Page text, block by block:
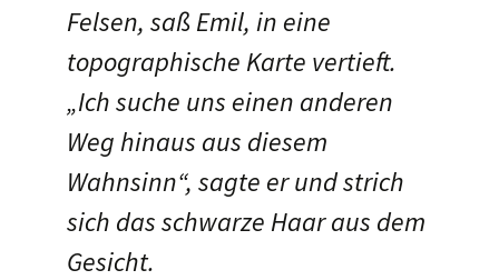
Felsen, saß Emil, in eine
topographische Karte vertieft.
„Ich suche uns einen anderen
Weg hinaus aus diesem
Wahnsinn“, sagte er und strich
sich das schwarze Haar aus dem
Gesicht.